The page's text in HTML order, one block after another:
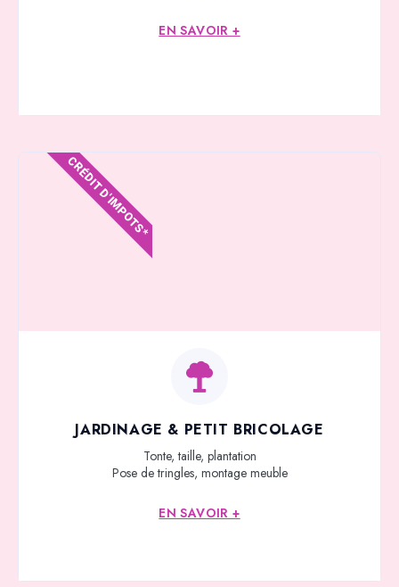
EN SAVOIR +
JARDINAGE & PETIT BRICOLAGE
Tonte, taille, plantation
Pose de tringles, montage meuble
EN SAVOIR +
CRÉDIT D'IMPOTS*